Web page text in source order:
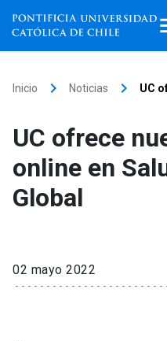
Facultades, escuelas e
institutos
Investigación
Extensión
Inicio keyboard_arrow_right Noticias keyboard_arrow_right UC
UC ofrece
online en
Global
02 mayo 2022